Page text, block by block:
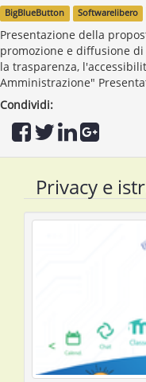
BigBlueButton Softwarelibero
Presentazione della
promozione e diffusione
la trasparenza,
Amministrazione"
Condividi:
Privacy e